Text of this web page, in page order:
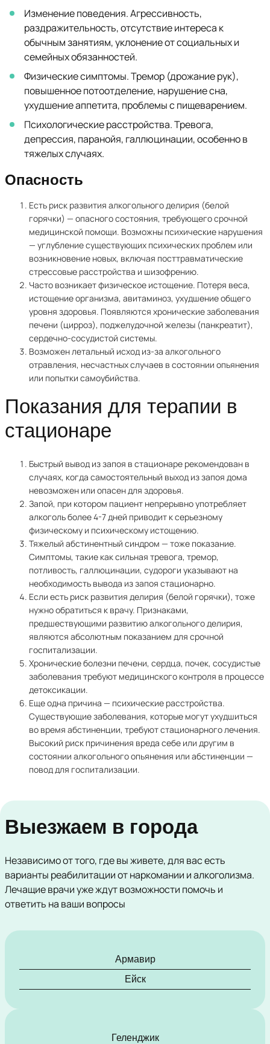
Изменение поведения. Агрессивность,
раздражительность, отсутствие интереса к
обычным занятиям, уклонение от социальных и
семейных обязанностей.
Физические симптомы. Тремор (дрожание рук),
повышенное потоотделение, нарушение сна,
ухудшение аппетита, проблемы с пищеварением.
Психологические расстройства. Тревога,
депрессия, паранойя, галлюцинации, особенно в
тяжелых случаях.
Опасность
Есть риск развития алкогольного делирия (белой
горячки) — опасного состояния, требующего срочной
медицинской помощи. Возможны психические нарушения
— углубление существующих психических проблем или
возникновение новых, включая посттравматические
стрессовые расстройства и шизофрению.
Часто возникает физическое истощение. Потеря веса,
истощение организма, авитаминоз, ухудшение общего
уровня здоровья. Появляются хронические заболевания
печени (цирроз), поджелудочной железы (панкреатит),
сердечно-сосудистой системы.
Возможен летальный исход из-за алкогольного
отравления, несчастных случаев в состоянии опьянения
или попытки самоубийства.
Показания для терапии в
стационаре
Быстрый вывод из запоя в стационаре рекомендован в
случаях, когда самостоятельный выход из запоя дома
невозможен или опасен для здоровья.
Запой, при котором пациент непрерывно употребляет
алкоголь более 4-7 дней приводит к серьезному
физическому и психическому истощению.
Тяжелый абстинентный синдром — тоже показание.
Симптомы, такие как сильная тревога, тремор,
потливость, галлюцинации, судороги указывают на
необходимость вывода из запоя стационарно.
Если есть риск развития делирия (белой горячки), тоже
нужно обратиться к врачу. Признаками,
предшествующими развитию алкогольного делирия,
являются абсолютным показанием для срочной
госпитализации.
Хронические болезни печени, сердца, почек, сосудистые
заболевания требуют медицинского контроля в процессе
детоксикации.
Еще одна причина — психические расстройства.
Существующие заболевания, которые могут ухудшиться
во время абстиненции, требуют стационарного лечения.
Высокий риск причинения вреда себе или другим в
состоянии алкогольного опьянения или абстиненции —
повод для госпитализации.
Выезжаем в города
Независимо от того, где вы живете, для вас есть
варианты реабилитации от наркомании и алкоголизма.
Лечащие врачи уже ждут возможности помочь и
ответить на ваши вопросы
Армавир
Ейск
Геленджик